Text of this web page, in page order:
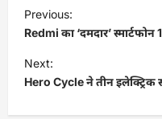
o
s
t
Previous:
Redmi का ‘दमदार’ स्मार्टफोन
Next:
Hero Cycle ने तीन